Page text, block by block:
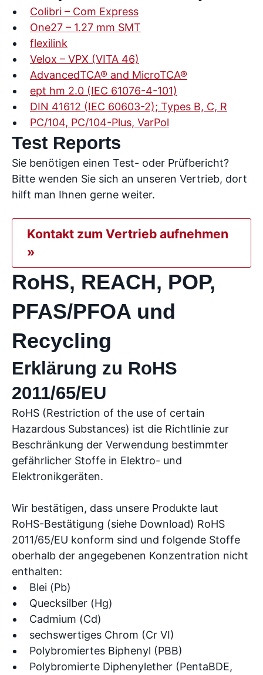
Colibri – Com Express
One27 – 1.27 mm SMT
flexilink
Velox – VPX (VITA 46)
AdvancedTCA® and MicroTCA®
ept hm 2.0 (IEC 61076-4-101)
DIN 41612 (IEC 60603-2); Types B, C, R
PC/104, PC/104-Plus, VarPol
Test Reports
Sie benötigen einen Test- oder Prüfbericht?
Bitte wenden Sie sich an unseren Vertrieb, dort
hilft man Ihnen gerne weiter.
Kontakt zum Vertrieb aufnehmen
»
RoHS, REACH, POP,
PFAS/PFOA und
Recycling
Erklärung zu RoHS
2011/65/EU
RoHS (Restriction of the use of certain
Hazardous Substances) ist die Richtlinie zur
Beschränkung der Verwendung bestimmter
gefährlicher Stoffe in Elektro- und
Elektronikgeräten.
Wir bestätigen, dass unsere Produkte laut
RoHS-Bestätigung (siehe Download) RoHS
2011/65/EU konform sind und folgende Stoffe
oberhalb der angegebenen Konzentration nicht
enthalten:
Blei (Pb)
Quecksilber (Hg)
Cadmium (Cd)
sechswertiges Chrom (Cr VI)
Polybromiertes Biphenyl (PBB)
Polybromierte Diphenylether (PentaBDE,